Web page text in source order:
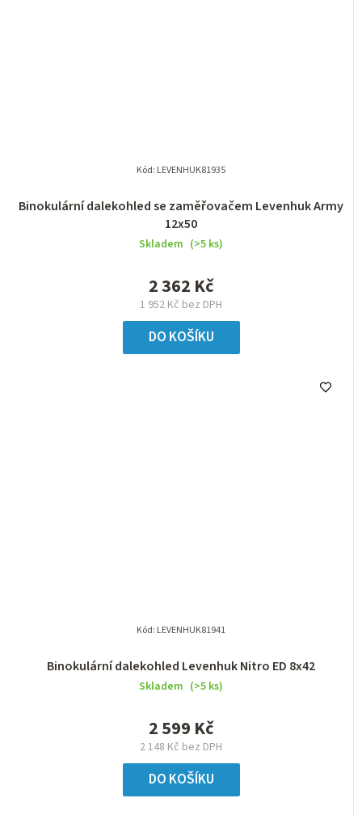
Binokulární dalekohled se zaměřovačem Levenhuk Army
12x50
Skladem (>5 ks)
1 952 Kč bez DPH
2 362 Kč
DO KOŠÍKU
Kód: LEVENHUK81935
Binokulární dalekohled Levenhuk Nitro ED 8x42
Skladem (>5 ks)
2 148 Kč bez DPH
2 599 Kč
DO KOŠÍKU
Kód: LEVENHUK81941